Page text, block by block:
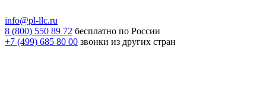
info@pl-llc.ru
8 (800) 550 89 72 бесплатно по России
+7 (499) 685 80 00 звонки из других стран